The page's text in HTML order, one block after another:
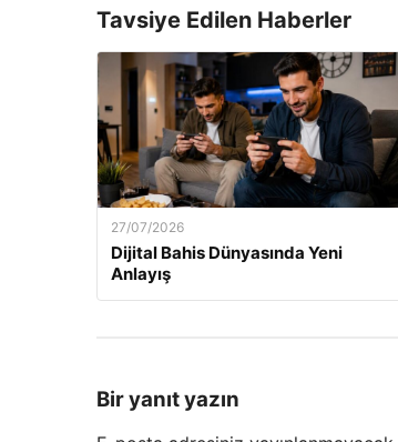
Tavsiye Edilen Haberler
27/07/2026
Dijital Bahis Dünyasında Yeni
Anlayış
Bir yanıt yazın